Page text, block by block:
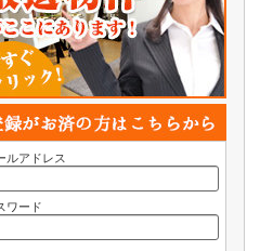
ルアドレス
ワード